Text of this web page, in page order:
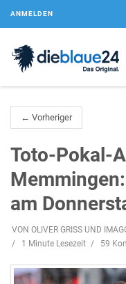
ANMELDEN
← Vorheriger
Toto-Pokal-
am
VON OLIVER GRISS UND
1 Minute Lesezeit
59